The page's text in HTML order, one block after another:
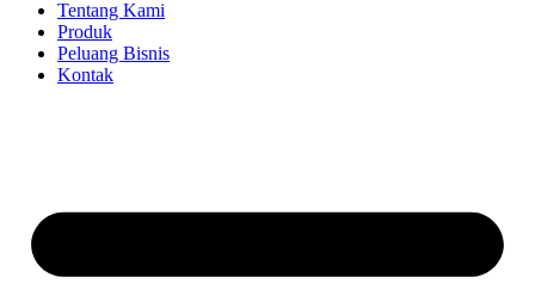
Tentang Kami
Produk
Peluang Bisnis
Kontak